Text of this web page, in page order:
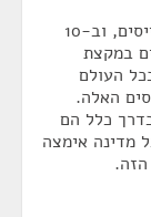
יש כיום בארץ כ-160 מטוסים כאלה ו-450 טייסים, וב-10
במקצת
העולם
האלה.
כלל הם
מדינה אימצה